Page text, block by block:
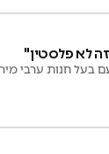
לא פלסטין"
חנות ערבי